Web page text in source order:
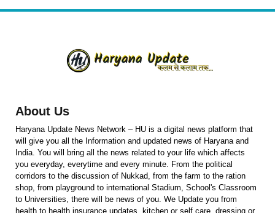
About Us
Haryana Update News Network – HU is a digital news platform that
will give you all the Information and updated news of Haryana and
India. You will bring all the news related to your life which affects
you everyday, everytime and every minute. From the political
corridors to the discussion of Nukkad, from the farm to the ration
shop, from playground to international Stadium, School's Classroom
to Universities, there will be news of you. We Update you from
health to health insurance updates, kitchen or self care, dressing or